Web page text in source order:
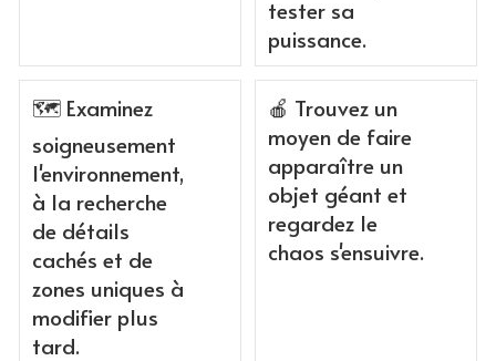
tester sa
puissance.
🗺️ Examinez
soigneusement
l'environnement,
à la recherche
de détails
cachés et de
zones uniques à
modifier plus
tard.
🍎 Trouvez un
moyen de faire
apparaître un
objet géant et
regardez le
chaos s'ensuivre.